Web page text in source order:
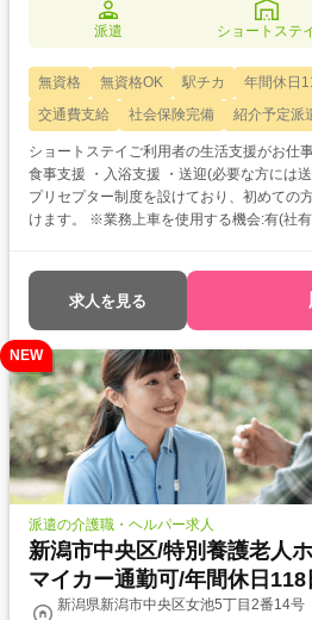
派遣 ショートステ
無資格 無資格OK 駅チカ 年間休日
交通費支給
社会保険完備 紹介予定派
ショートステイご利用者の生活支援がお仕
食事支援 ・入浴支援 ・送迎(必要な方には
プリセプター制度を設けており、初めての
けます。 ※業務上車を使用する機会:有(社有車有) 電子カルテ(
のようなご希望がある方におすすめ ・介護
仕事について教えてほしい ・資格取得を目
学がしたい
求人を見る
NEW
派遣の介護職・ヘルパー求人
新潟市中央区/特別養護老人
マイカー通勤可/年間休日118
新潟県新潟市中央区女池5丁目2番14号